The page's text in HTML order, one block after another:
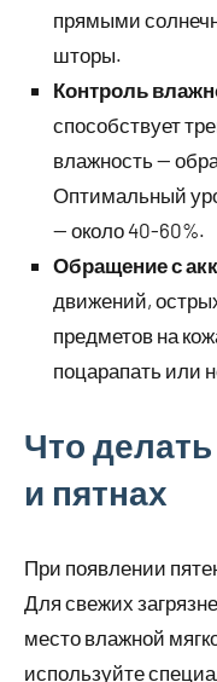
прямыми
шторы.
Контроль
способствует
влажность —
Оптимальный
— около 40-60%.
Обращение с
движений,
предметов на
поцарапать или
Что
и пятнах
При появлении
Для свежих
место влажной
используйте